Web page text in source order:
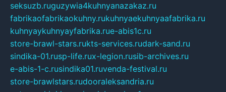
seksuzb.ruguzywia4kuhnyanazakaz.ru
fabrikaofabrikaokuhny.rukuhnyaekuhnyaafabrika.ru
kuhnyaykuhnyayfabrika.rue-abis1c.ru
store-brawl-stars.rukts-services.rudark-sand.ru
sindika-01.rusp-life.rux-legion.rusib-archives.ru
e-abis-1-c.rusindika01.ruvenda-festival.ru
store-brawlstars.rudooraleksandria.ru